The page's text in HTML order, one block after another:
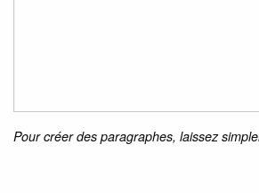
Pour créer des paragraphes, laissez